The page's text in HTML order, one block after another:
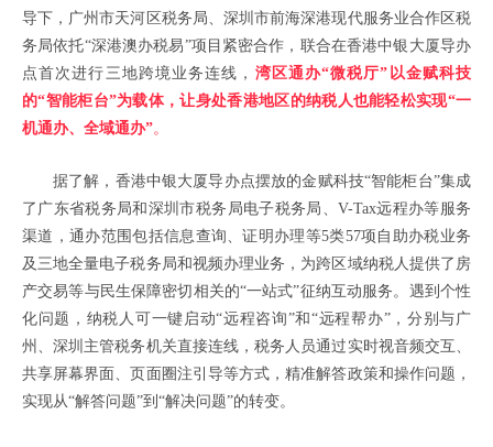
导下，广州市天河区税务局、深圳市前海深港现代服务业合作区税
务局依托“深港澳办税易”项目紧密合作，联合在香港中银大厦导办
点首次进行三地跨境业务连线， 湾区通办“微税厅”以金赋科技
的“智能柜台”为载体，让身处香港地区的纳税人也能轻松实现“一
机通办、全域通办”。
据了解，香港中银大厦导办点摆放的金赋科技“智能柜台”集成
了广东省税务局和深圳市税务局电子税务局、V-Tax远程办等服务
渠道，通办范围包括信息查询、证明办理等5类57项自助办税业务
及三地全量电子税务局和视频办理业务，为跨区域纳税人提供了房
产交易等与民生保障密切相关的“一站式”征纳互动服务。遇到个性
化问题，纳税人可一键启动“远程咨询”和“远程帮办”，分别与广
州、深圳主管税务机关直接连线，税务人员通过实时视音频交互、
共享屏幕界面、页面圈注引导等方式，精准解答政策和操作问题，
实现从“解答问题”到“解决问题”的转变。